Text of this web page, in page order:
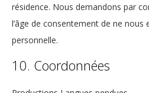
résidence. Nous demandons par
l’âge de consentement de ne nous
personnelle.
10. Coordonnées